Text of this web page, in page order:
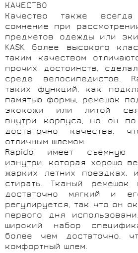
КАЧЕСТВО
Качество также
сомнение при
предметов одежды или
KASK более высокого
таким качеством
прочих достоинств,
среде велосипедистов.
таких функций, как
памятью формы, ремешок
экокожи или литой
внутри корпуса, но он
достаточно качества,
отличным шлемом.
Rapido имеет съёмную
изнутри, которая хорошо
жарких летних поездках,
стирать. Тканый ремешок
достаточно мягкий и
регулируется, так что он
первого дня
широкий набор
более чем достаточно,
комфортный шлем.